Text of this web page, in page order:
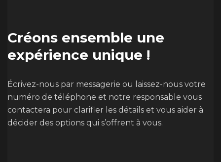
Créons ensemble une
expérience unique !
Écrivez-nous par messagerie ou laissez-nous votre
numéro de téléphone et notre responsable vous
contactera pour clarifier les détails et vous aider à
décider des options qui s’offrent à vous.